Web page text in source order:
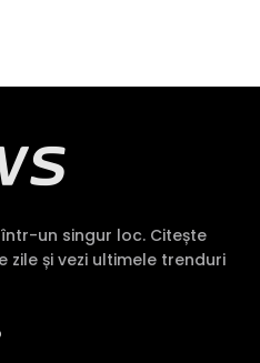
un singur loc. Citește
zile și vezi ultimele trenduri